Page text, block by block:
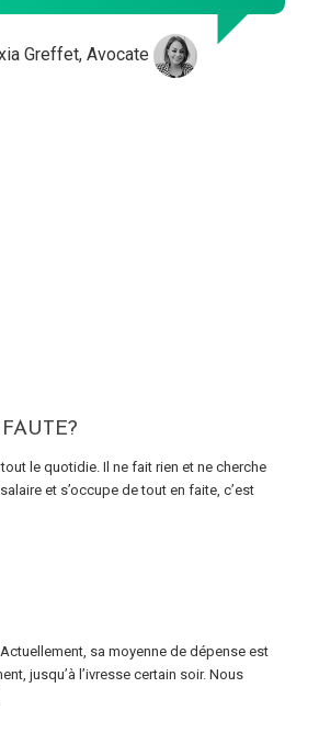
Greffet, Avocate
le quotidie. Il ne fait rien et ne cherche
et s’occupe de tout en faite, c’est
sa moyenne de dépense est
jusqu’à l’ivresse certain soir. Nous